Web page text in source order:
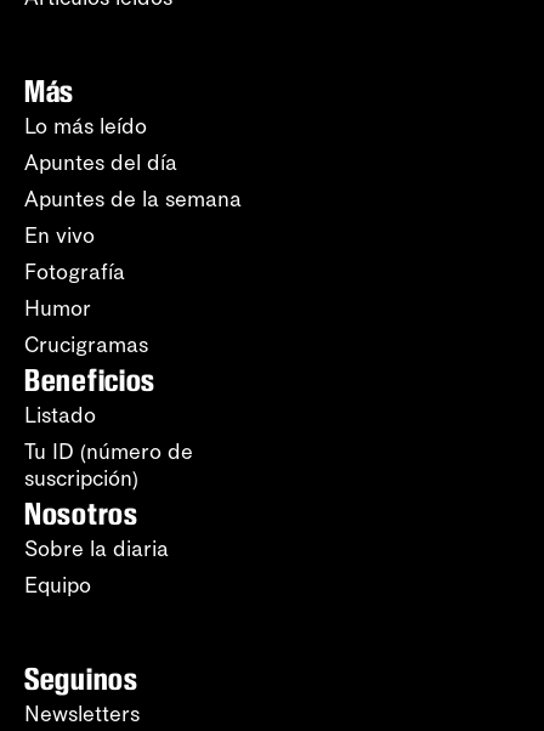
Más
Lo más leído
Apuntes del día
Apuntes de la semana
En vivo
Fotografía
Humor
Crucigramas
Beneficios
Listado
Tu ID (número de
suscripción)
Nosotros
Sobre la diaria
Equipo
Seguinos
Newsletters